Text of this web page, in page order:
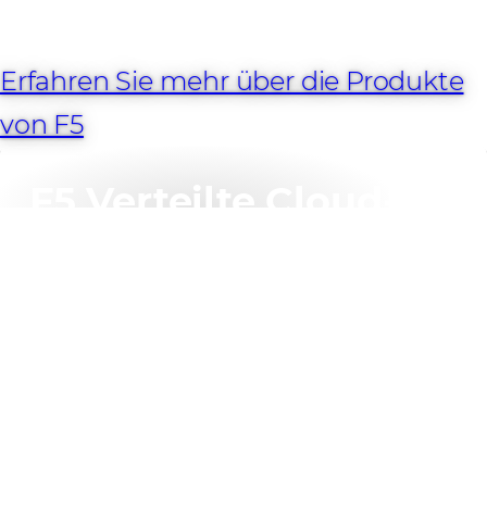
Erfahren Sie mehr über die Produkte
von F5
F5 Verteilte Cloud-